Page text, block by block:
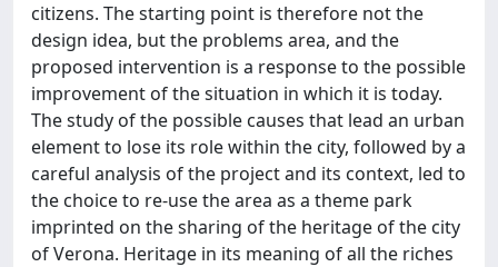
citizens. The starting point is therefore not the
design idea, but the problems area, and the
proposed intervention is a response to the possible
improvement of the situation in which it is today.
The study of the possible causes that lead an urban
element to lose its role within the city, followed by a
careful analysis of the project and its context, led to
the choice to re-use the area as a theme park
imprinted on the sharing of the heritage of the city
of Verona. Heritage in its meaning of all the riches